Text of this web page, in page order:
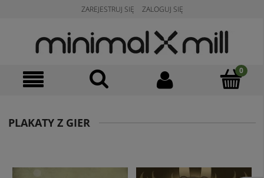
ZAREJESTRUJ SIĘ ZALOGUJ SIĘ
PLAKATY Z GIER